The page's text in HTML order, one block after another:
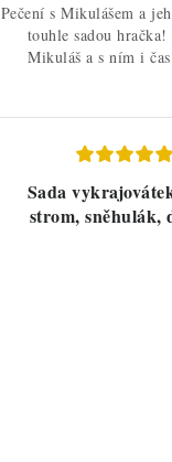
Pečení s Mikulášem a
touhle sadou
Mikuláš a s ním i
Sada
strom, sněhulák,